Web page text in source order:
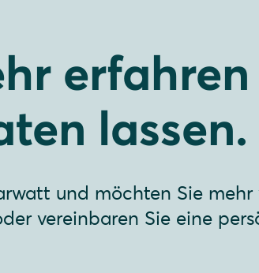
lassen.
und möchten Sie mehr
vereinbaren Sie eine